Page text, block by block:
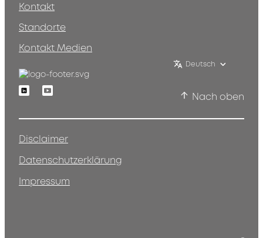
Kontakt
Standorte
Kontakt Medien
Deutsch
LinkedinYoutube
Nach oben
Disclaimer
Datenschutzerklärung
Impressum